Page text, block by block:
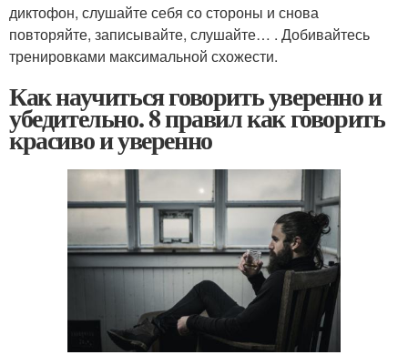
диктофон, слушайте себя со стороны и снова
повторяйте, записывайте, слушайте… . Добивайтесь
тренировками максимальной схожести.
Как научиться говорить уверенно и
убедительно. 8 правил как говорить
красиво и уверенно